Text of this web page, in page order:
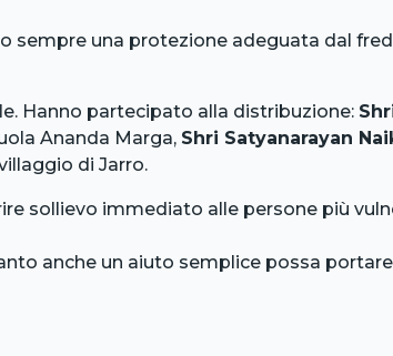
sempre una protezione adeguata dal
Hanno partecipato alla distribuzione:
Ananda Marga, Shri Satyanarayan
di Jarro.
sollievo immediato alle persone più
anche un aiuto semplice possa